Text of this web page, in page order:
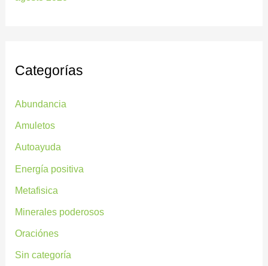
Categorías
Abundancia
Amuletos
Autoayuda
Energía positiva
Metafisica
Minerales poderosos
Oraciónes
Sin categoría